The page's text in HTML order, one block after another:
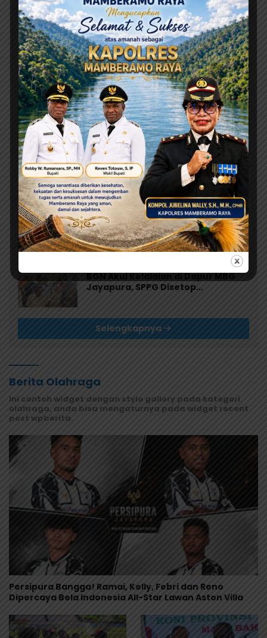
dan sesuaikan pada widget
Agustus 7, 2026
Yunus Wonda: Data Korban MBG Akan Diumumkan
Setelah Observasi Tiga Hari
Agustus 7, 2026
Tonny Tesar Serap Aspirasi MRP,
Lanjutkan Perjuangan Matius
Awaitouw, Kawal Perlindungan RUU
Masyarakat Adat
BGN Akui Kelalaian di Dapur MBG
Jayapura, SPPG Disetop
Selengkapnya
Berita Olahraga
Ini contoh widget dengan style gallery pada kategori
olahraga, anda bisa mengaturnya pada widget recent
post wpberita.
Persipura Bangga! Ramai, Kelly, Febri dan Reno
Dipercaya Bela Indonesia All-Star Lawan Aston Villa